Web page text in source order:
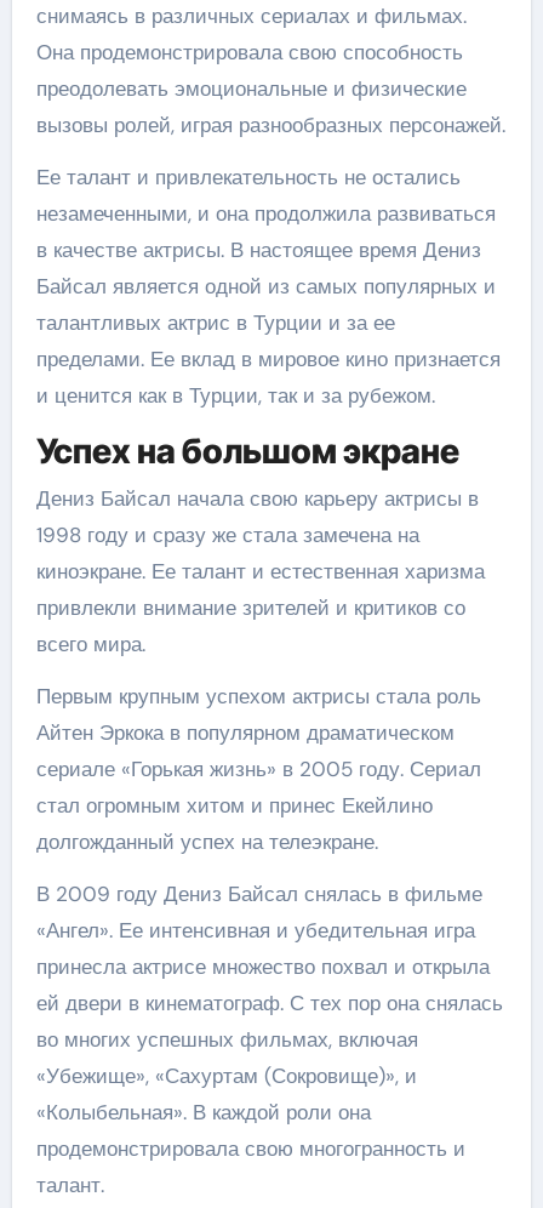
снимаясь в различных сериалах и фильмах.
Она продемонстрировала свою способность
преодолевать эмоциональные и физические
вызовы ролей, играя разнообразных персонажей.
Ее талант и привлекательность не остались
незамеченными, и она продолжила развиваться
в качестве актрисы. В настоящее время Дениз
Байсал является одной из самых популярных и
талантливых актрис в Турции и за ее
пределами. Ее вклад в мировое кино признается
и ценится как в Турции, так и за рубежом.
Успех на большом экране
Дениз Байсал начала свою карьеру актрисы в
1998 году и сразу же стала замечена на
киноэкране. Ее талант и естественная харизма
привлекли внимание зрителей и критиков со
всего мира.
Первым крупным успехом актрисы стала роль
Айтен Эркока в популярном драматическом
сериале «Горькая жизнь» в 2005 году. Сериал
стал огромным хитом и принес Екейлино
долгожданный успех на телеэкране.
В 2009 году Дениз Байсал снялась в фильме
«Ангел». Ее интенсивная и убедительная игра
принесла актрисе множество похвал и открыла
ей двери в кинематограф. С тех пор она снялась
во многих успешных фильмах, включая
«Убежище», «Сахуртам (Сокровище)», и
«Колыбельная». В каждой роли она
продемонстрировала свою многогранность и
талант.